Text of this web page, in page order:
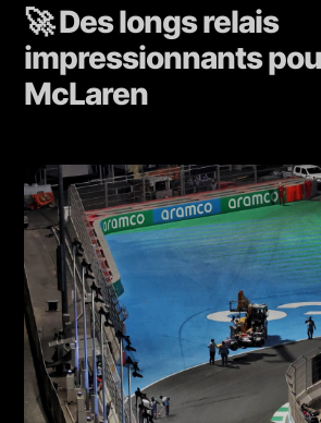
🚀 Des longs relais
impressionnants
McLaren